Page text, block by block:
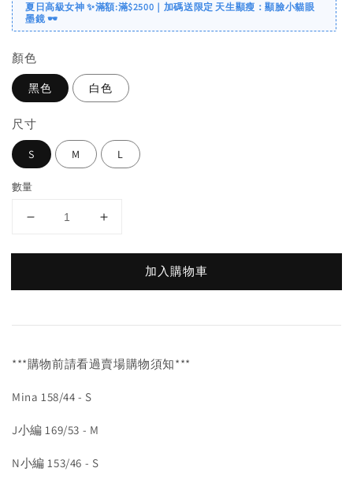
夏日高級女神 ✨滿額:滿$2500｜加碼送限定 天生顯瘦：顯臉小貓眼
墨鏡 🕶️
顏色
黑色 白色
尺寸
S M L
數量
加入購物車
***購物前請看過賣場購物須知***
Mina 158/44 - S
J小編 169/53 - M
N小編 153/46 - S